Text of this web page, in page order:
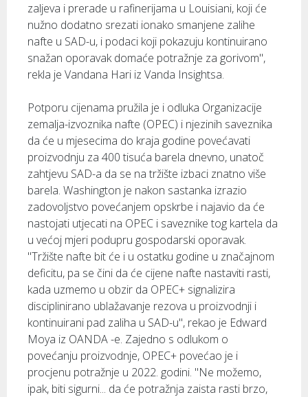
zaljeva i prerade u rafinerijama u Louisiani, koji će
nužno dodatno srezati ionako smanjene zalihe
nafte u SAD-u, i podaci koji pokazuju kontinuirano
snažan oporavak domaće potražnje za gorivom",
rekla je Vandana Hari iz Vanda Insightsa.
Potporu cijenama pružila je i odluka Organizacije
zemalja-izvoznika nafte (OPEC) i njezinih saveznika
da će u mjesecima do kraja godine povećavati
proizvodnju za 400 tisuća barela dnevno, unatoč
zahtjevu SAD-a da se na tržište izbaci znatno više
barela. Washington je nakon sastanka izrazio
zadovoljstvo povećanjem opskrbe i najavio da će
nastojati utjecati na OPEC i saveznike tog kartela da
u većoj mjeri podupru gospodarski oporavak.
"Tržište nafte bit će i u ostatku godine u značajnom
deficitu, pa se čini da će cijene nafte nastaviti rasti,
kada uzmemo u obzir da OPEC+ signalizira
disciplinirano ublažavanje rezova u proizvodnji i
kontinuirani pad zaliha u SAD-u", rekao je Edward
Moya iz OANDA -e. Zajedno s odlukom o
povećanju proizvodnje, OPEC+ povećao je i
procjenu potražnje u 2022. godini. "Ne možemo,
ipak, biti sigurni... da će potražnja zaista rasti brzo,